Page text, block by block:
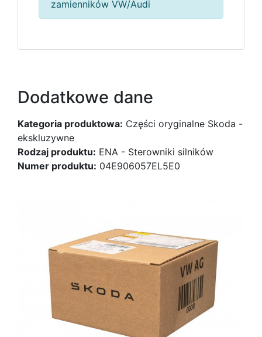
zamienników VW/Audi
Dodatkowe dane
Kategoria produktowa: Części oryginalne Skoda -
ekskluzywne
Rodzaj produktu: ENA - Sterowniki silników
Numer produktu: 04E906057EL5E0